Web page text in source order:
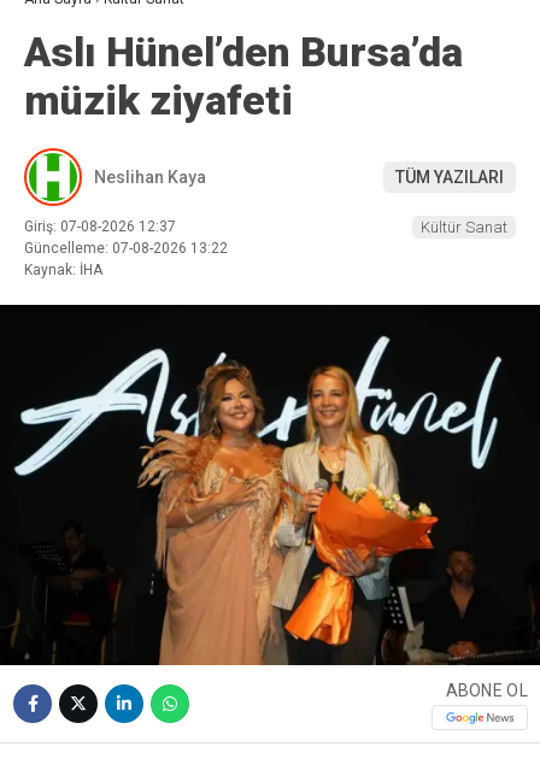
Aslı Hünel’den Bursa’da
müzik ziyafeti
Neslihan Kaya TÜM YAZILARI
Giriş: 07-08-2026 12:37
Güncelleme: 07-08-2026 13:22
Kaynak: İHA
Kültür Sanat
ABONE OL